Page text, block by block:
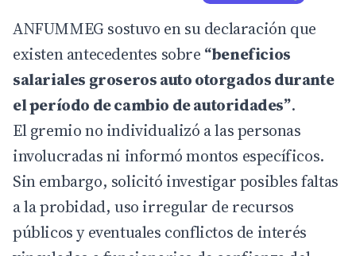
ANFUMMEG sostuvo en su declaración que
existen antecedentes sobre “beneficios
salariales groseros auto otorgados durante
el período de cambio de autoridades”.
El gremio no individualizó a las personas
involucradas ni informó montos específicos.
Sin embargo, solicitó investigar posibles faltas
a la probidad, uso irregular de recursos
públicos y eventuales conflictos de interés